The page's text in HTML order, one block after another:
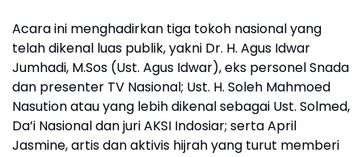
Acara ini menghadirkan tiga tokoh nasional yang
telah dikenal luas publik, yakni Dr. H. Agus Idwar
Jumhadi, M.Sos (Ust. Agus Idwar), eks personel Snada
dan presenter TV Nasional; Ust. H. Soleh Mahmoed
Nasution atau yang lebih dikenal sebagai Ust. Solmed,
Da’i Nasional dan juri AKSI Indosiar; serta April
Jasmine, artis dan aktivis hijrah yang turut memberi